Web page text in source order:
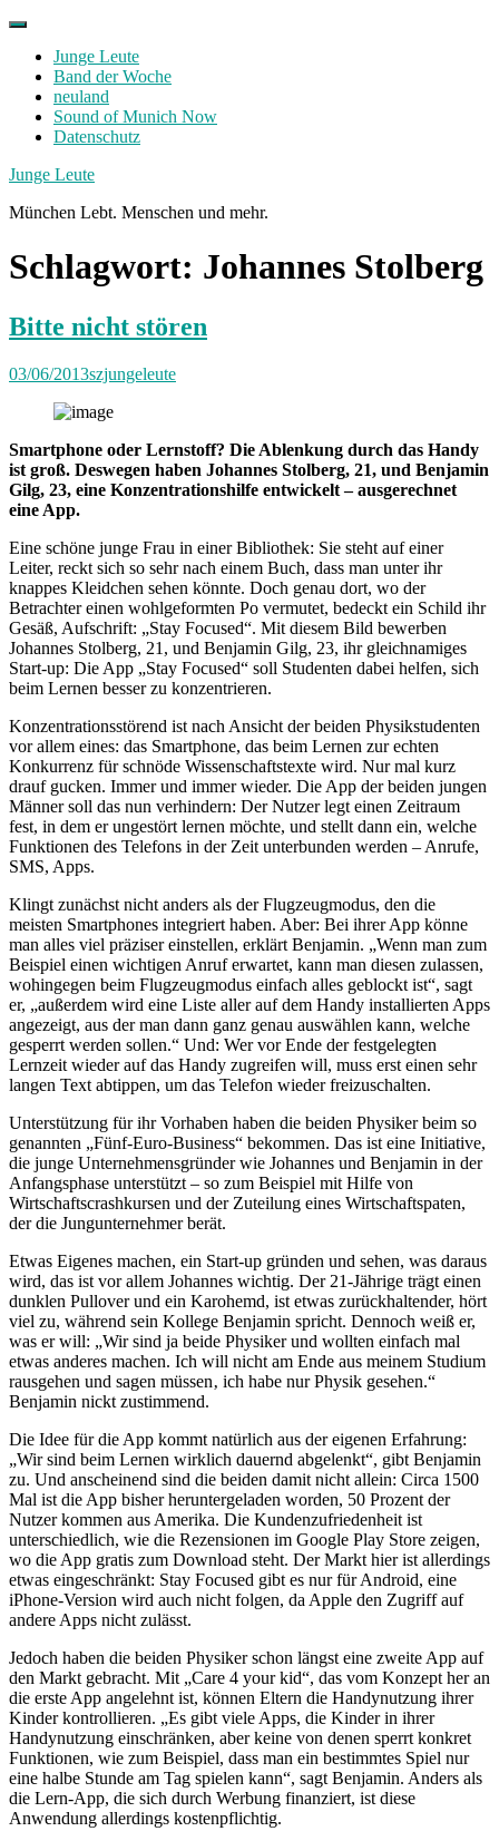
Skip
contentJunge Leute
Band der Woche
neuland
Sound of Munich Now
Datenschutz
Facebook
Twitter
Instagram
Junge Leute
München Lebt. Menschen und mehr.
Schlagwort: Johannes Stolberg
Bitte nicht stören
03/06/2013szjungeleute
Smartphone oder Lernstoff? Die Ablenkung durch das Handy
ist groß. Deswegen haben Johannes Stolberg, 21, und Benjamin
Gilg, 23, eine Konzentrationshilfe entwickelt – ausgerechnet
eine App.
Eine schöne junge Frau in einer Bibliothek: Sie steht auf einer
Leiter, reckt sich so sehr nach einem Buch, dass man unter ihr
knappes Kleidchen sehen könnte. Doch genau dort, wo der
Betrachter einen wohlgeformten Po vermutet, bedeckt ein Schild ihr
Gesäß, Aufschrift: „Stay Focused“. Mit diesem Bild bewerben
Johannes Stolberg, 21, und Benjamin Gilg, 23, ihr gleichnamiges
Start-up: Die App „Stay Focused“ soll Studenten dabei helfen, sich
beim Lernen besser zu konzentrieren.
Konzentrationsstörend ist nach Ansicht der beiden Physikstudenten
vor allem eines: das Smartphone, das beim Lernen zur echten
Konkurrenz für schnöde Wissenschaftstexte wird. Nur mal kurz
drauf gucken. Immer und immer wieder. Die App der beiden jungen
Männer soll das nun verhindern: Der Nutzer legt einen Zeitraum
fest, in dem er ungestört lernen möchte, und stellt dann ein, welche
Funktionen des Telefons in der Zeit unterbunden werden – Anrufe,
SMS, Apps.
Klingt zunächst nicht anders als der Flugzeugmodus, den die
meisten Smartphones integriert haben. Aber: Bei ihrer App könne
man alles viel präziser einstellen, erklärt Benjamin. „Wenn man zum
Beispiel einen wichtigen Anruf erwartet, kann man diesen zulassen,
wohingegen beim Flugzeugmodus einfach alles geblockt ist“, sagt
er, „außerdem wird eine Liste aller auf dem Handy installierten Apps
angezeigt, aus der man dann ganz genau auswählen kann, welche
gesperrt werden sollen.“ Und: Wer vor Ende der festgelegten
Lernzeit wieder auf das Handy zugreifen will, muss erst einen sehr
langen Text abtippen, um das Telefon wieder freizuschalten.
Unterstützung für ihr Vorhaben haben die beiden Physiker beim so
genannten „Fünf-Euro-Business“ bekommen. Das ist eine Initiative,
die junge Unternehmensgründer wie Johannes und Benjamin in der
Anfangsphase unterstützt – so zum Beispiel mit Hilfe von
Wirtschaftscrashkursen und der Zuteilung eines Wirtschaftspaten,
der die Jungunternehmer berät.
Etwas Eigenes machen, ein Start-up gründen und sehen, was daraus
wird, das ist vor allem Johannes wichtig. Der 21-Jährige trägt einen
dunklen Pullover und ein Karohemd, ist etwas zurückhaltender, hört
viel zu, während sein Kollege Benjamin spricht. Dennoch weiß er,
was er will: „Wir sind ja beide Physiker und wollten einfach mal
etwas anderes machen. Ich will nicht am Ende aus meinem Studium
rausgehen und sagen müssen‚ ich habe nur Physik gesehen.“
Benjamin nickt zustimmend.
Die Idee für die App kommt natürlich aus der eigenen Erfahrung:
„Wir sind beim Lernen wirklich dauernd abgelenkt“, gibt Benjamin
zu. Und anscheinend sind die beiden damit nicht allein: Circa 1500
Mal ist die App bisher heruntergeladen worden, 50 Prozent der
Nutzer kommen aus Amerika. Die Kundenzufriedenheit ist
unterschiedlich, wie die Rezensionen im Google Play Store zeigen,
wo die App gratis zum Download steht. Der Markt hier ist allerdings
etwas eingeschränkt: Stay Focused gibt es nur für Android, eine
iPhone-Version wird auch nicht folgen, da Apple den Zugriff auf
andere Apps nicht zulässt.
Jedoch haben die beiden Physiker schon längst eine zweite App auf
den Markt gebracht. Mit „Care 4 your kid“, das vom Konzept her an
die erste App angelehnt ist, können Eltern die Handynutzung ihrer
Kinder kontrollieren. „Es gibt viele Apps, die Kinder in ihrer
Handynutzung einschränken, aber keine von denen sperrt konkret
Funktionen, wie zum Beispiel, dass man ein bestimmtes Spiel nur
eine halbe Stunde am Tag spielen kann“, sagt Benjamin. Anders als
die Lern-App, die sich durch Werbung finanziert, ist diese
Anwendung allerdings kostenpflichtig.